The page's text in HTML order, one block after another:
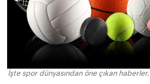
İşte spor dünyasından öne çıkan haberler.